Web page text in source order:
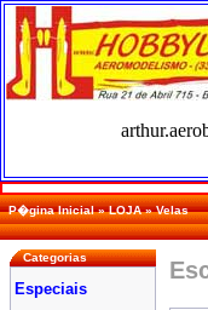
P�gina Inicial»LOJA»Velas
Categorias
Especiais